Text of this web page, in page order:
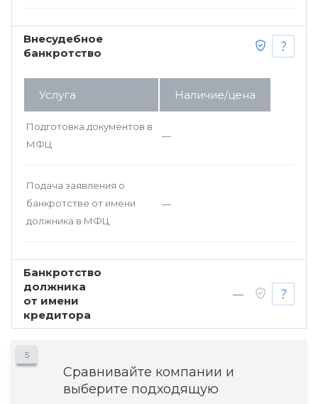
Внесудебное
банкротство
Услуга Наличие/цена
Подготовка документов в
МФЦ
—
Подача заявления о
банкротстве от имени
должника в МФЦ
—
Банкротство
должника
от имени
кредитора
—
5
Сравнивайте компании и
выберите подходящую